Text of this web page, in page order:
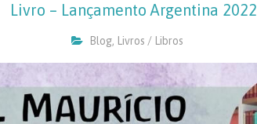
Livro – Lançamento Argentina 2022
Blog, Livros / Libros